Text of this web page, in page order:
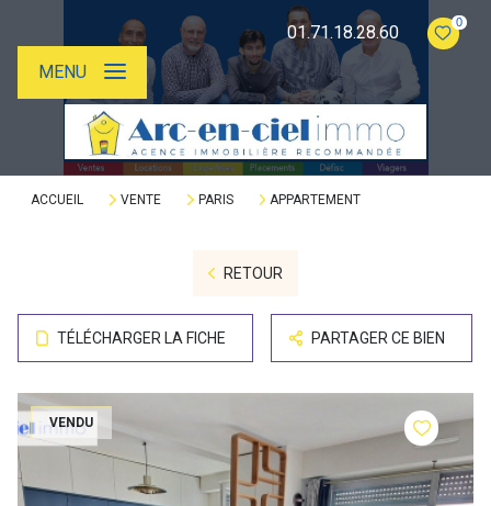
01.71.18.28.60
0
MENU
ACCUEIL VENTE PARIS APPARTEMENT
RETOUR
TÉLÉCHARGER LA FICHE PARTAGER CE BIEN
VENDU